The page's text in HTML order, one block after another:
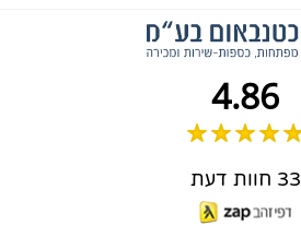
4.86
33 חוות דעת